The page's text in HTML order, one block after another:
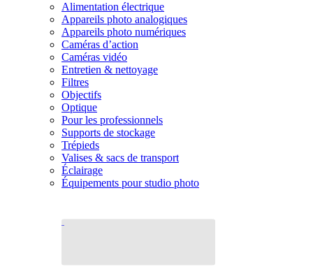
Alimentation électrique
Appareils photo analogiques
Appareils photo numériques
Caméras d’action
Caméras vidéo
Entretien & nettoyage
Filtres
Objectifs
Optique
Pour les professionnels
Supports de stockage
Trépieds
Valises & sacs de transport
Éclairage
Équipements pour studio photo